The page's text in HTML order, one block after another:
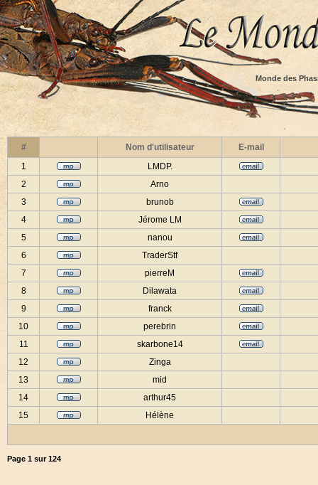
Monde des
# Nom d'utilisateur
E-mail
1
LMDP.
2
Arno
3
brunob
4
Jérome LM
5
nanou
6
TraderStf
7
pierreM
8
Dilawata
9
franck
10
perebrin
11
skarbone14
12
Zinga
13
mid
14
arthur45
15
Hélène
Page 1 sur124